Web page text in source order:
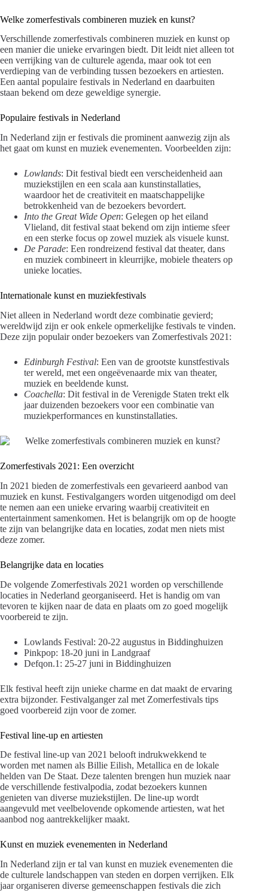
Welke zomerfestivals combineren muziek en kunst?
Verschillende zomerfestivals combineren muziek en kunst op
een manier die unieke ervaringen biedt. Dit leidt niet alleen tot
een verrijking van de culturele agenda, maar ook tot een
verdieping van de verbinding tussen bezoekers en artiesten.
Een aantal populaire festivals in Nederland en daarbuiten
staan bekend om deze geweldige synergie.
Populaire festivals in Nederland
In Nederland zijn er festivals die prominent aanwezig zijn als
het gaat om kunst en muziek evenementen. Voorbeelden zijn:
Lowlands: Dit festival biedt een verscheidenheid aan
muziekstijlen en een scala aan kunstinstallaties,
waardoor het de creativiteit en maatschappelijke
betrokkenheid van de bezoekers bevordert.
Into the Great Wide Open: Gelegen op het eiland
Vlieland, dit festival staat bekend om zijn intieme sfeer
en een sterke focus op zowel muziek als visuele kunst.
De Parade: Een rondreizend festival dat theater, dans
en muziek combineert in kleurrijke, mobiele theaters op
unieke locaties.
Internationale kunst en muziekfestivals
Niet alleen in Nederland wordt deze combinatie gevierd;
wereldwijd zijn er ook enkele opmerkelijke festivals te vinden.
Deze zijn populair onder bezoekers van Zomerfestivals 2021:
Edinburgh Festival: Een van de grootste kunstfestivals
ter wereld, met een ongeëvenaarde mix van theater,
muziek en beeldende kunst.
Coachella: Dit festival in de Verenigde Staten trekt elk
jaar duizenden bezoekers voor een combinatie van
muziekperformances en kunstinstallaties.
Zomerfestivals 2021: Een overzicht
In 2021 bieden de zomerfestivals een gevarieerd aanbod van
muziek en kunst. Festivalgangers worden uitgenodigd om deel
te nemen aan een unieke ervaring waarbij creativiteit en
entertainment samenkomen. Het is belangrijk om op de hoogte
te zijn van belangrijke data en locaties, zodat men niets mist
deze zomer.
Belangrijke data en locaties
De volgende Zomerfestivals 2021 worden op verschillende
locaties in Nederland georganiseerd. Het is handig om van
tevoren te kijken naar de data en plaats om zo goed mogelijk
voorbereid te zijn.
Lowlands Festival: 20-22 augustus in Biddinghuizen
Pinkpop: 18-20 juni in Landgraaf
Defqon.1: 25-27 juni in Biddinghuizen
Elk festival heeft zijn unieke charme en dat maakt de ervaring
extra bijzonder. Festivalganger zal met Zomerfestivals tips
goed voorbereid zijn voor de zomer.
Festival line-up en artiesten
De festival line-up van 2021 belooft indrukwekkend te
worden met namen als Billie Eilish, Metallica en de lokale
helden van De Staat. Deze talenten brengen hun muziek naar
de verschillende festivalpodia, zodat bezoekers kunnen
genieten van diverse muziekstijlen. De line-up wordt
aangevuld met veelbelovende opkomende artiesten, wat het
aanbod nog aantrekkelijker maakt.
Kunst en muziek evenementen in Nederland
In Nederland zijn er tal van kunst en muziek evenementen die
de culturele landschappen van steden en dorpen verrijken. Elk
jaar organiseren diverse gemeenschappen festivals die zich